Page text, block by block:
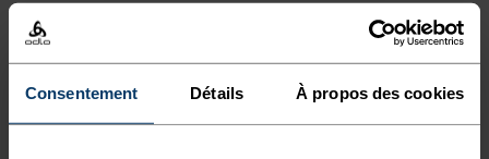
Consentement Détails À propos des cookies
TYPE D’ACTIVITÉ
ACTIVITÉS À INTENSITÉ MODÉRÉE
Randonnée - Ski et snow